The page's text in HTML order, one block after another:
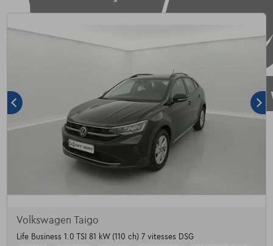
Volkswagen Taigo
Life Business 1.0 TSI 81 kW (110 ch) 7 vitesses DSG